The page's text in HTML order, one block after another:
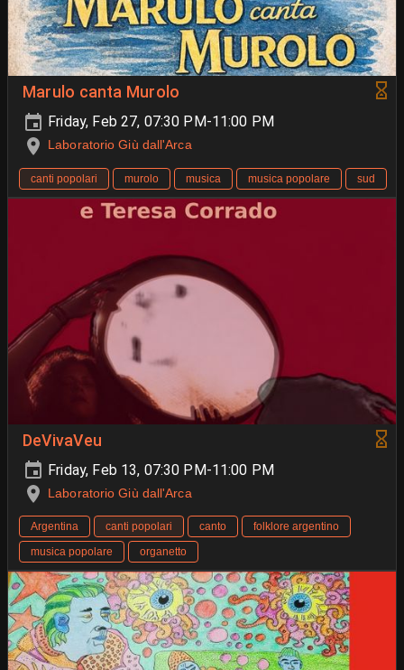
Marulo canta Murolo
Friday, Feb 27, 07:30 PM-11:00 PM
Laboratorio Giù dall'Arca
canti popolari murolo musica musica popolare sud
DeVivaVeu
Friday, Feb 13, 07:30 PM-11:00 PM
Laboratorio Giù dall'Arca
Argentina canti popolari canto
folklore argentino
musica popolare
organetto